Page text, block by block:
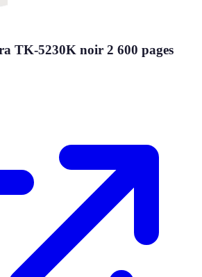
TK-5230K noir 2 600 pages